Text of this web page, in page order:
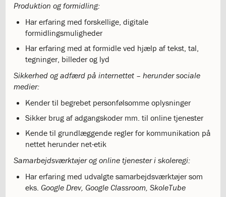
og
skoleliv
begynder
her
1.29:
Orienteringsmøder
1.30:
Sådan
1.31:
Antal
pladser
venteliste
1.32:
Skolepenge
1.33:
Skolepenge
Tilskud
skolepenge
Produktion og formidling:
Har erfaring med forskellige, digitale
formidlingsmuligheder
Har erfaring med at formidle ved hjælp af tekst, tal,
tegninger, billeder og lyd
Sikkerhed og adfærd på internettet – herunder sociale
medier:
Kender til begrebet personfølsomme oplysninger
Sikker brug af adgangskoder mm. til online tjenester
Kende til grundlæggende regler for kommunikation på
nettet herunder net-etik
Samarbejdsværktøjer og online tjenester i skoleregi:
Har erfaring med udvalgte samarbejdsværktøjer som
eks. Google Drev, Google Classroom, SkoleTube